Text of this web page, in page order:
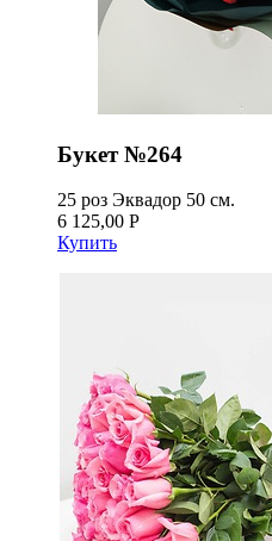
Букет №264
25 роз Эквадор 50 см.
6 125,00 Р
Купить